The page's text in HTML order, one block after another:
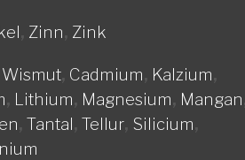
, Zinn, Zink
Wismut, Cadmium, Kalzium,
, Lithium, Magnesium, Mangan
, Tantal, Tellur, Silicium,